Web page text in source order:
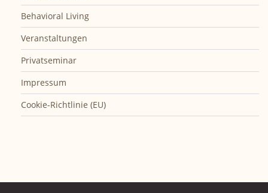
Behavioral Living
Veranstaltungen
Privatseminar
Impressum
Cookie-Richtlinie (EU)